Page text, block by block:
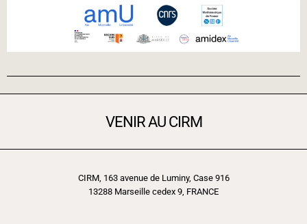
VENIR AU CIRM
CIRM, 163 avenue de Luminy, Case 916
13288 Marseille cedex 9, FRANCE